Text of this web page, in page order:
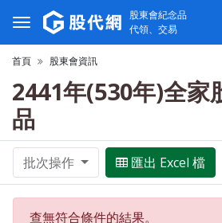
股東會紀念品
代領、交易
首頁 股東會資訊
2441年(530年)全家
品
批次操作 匯出 Excel 檔
查無符合條件的結果。